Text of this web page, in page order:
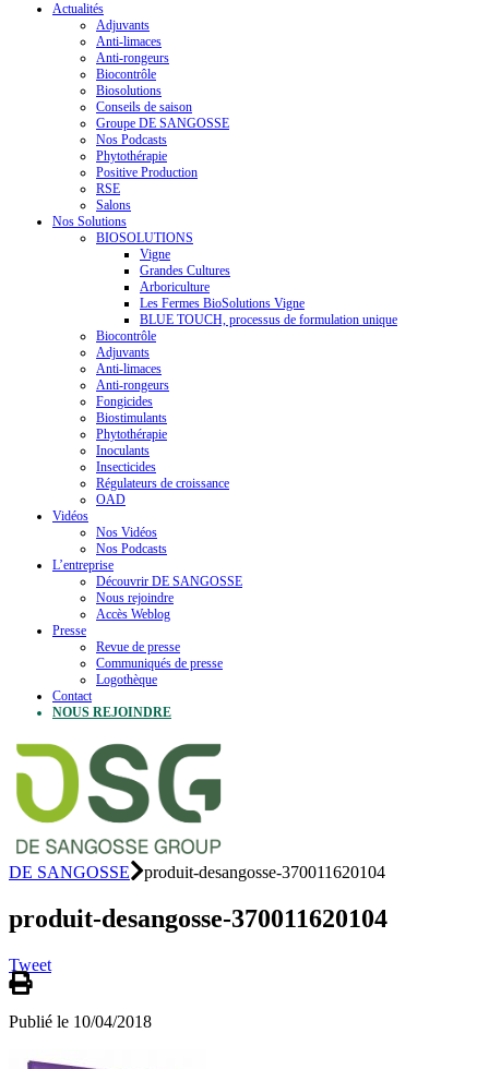
Actualités
Adjuvants
Anti-limaces
Anti-rongeurs
Biocontrôle
Biosolutions
Conseils de saison
Groupe DE SANGOSSE
Nos Podcasts
Phytothérapie
Positive Production
RSE
Salons
Nos Solutions
BIOSOLUTIONS
Vigne
Grandes Cultures
Arboriculture
Les Fermes BioSolutions Vigne
BLUE TOUCH, processus de formulation unique
Biocontrôle
Adjuvants
Anti-limaces
Anti-rongeurs
Fongicides
Biostimulants
Phytothérapie
Inoculants
Insecticides
Régulateurs de croissance
OAD
Vidéos
Nos Vidéos
Nos Podcasts
L’entreprise
Découvrir DE SANGOSSE
Nous rejoindre
Accès Weblog
Presse
Revue de presse
Communiqués de presse
Logothèque
Contact
NOUS REJOINDRE
DE SANGOSSE produit-desangosse-370011620104
produit-desangosse-370011620104
Tweet
Publié le 10/04/2018